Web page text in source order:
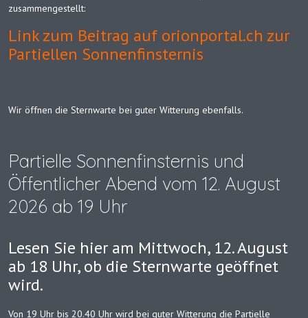
zusammengestellt:
Link zum Beitrag auf orionportal.ch zur
Partiellen Sonnenfinsternis
Wir öffnen die Sternwarte bei guter Witterung ebenfalls.
Partielle Sonnenfinsternis und
Öffentlicher Abend vom 12. August
2026 ab 19 Uhr
Lesen Sie hier am Mittwoch, 12. August
ab 18 Uhr, ob die Sternwarte geöffnet
wird.
Von 19 Uhr bis 20.40 Uhr wird bei guter Witterung die Partielle